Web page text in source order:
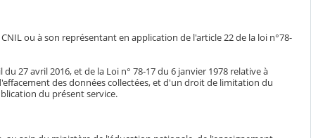
ou à son représentant en application de l'article 22 de la loi n°78-
27 avril 2016, et de la Loi n° 78-17 du 6 janvier 1978 relative à
des données collectées, et d'un droit de limitation du
du présent service.